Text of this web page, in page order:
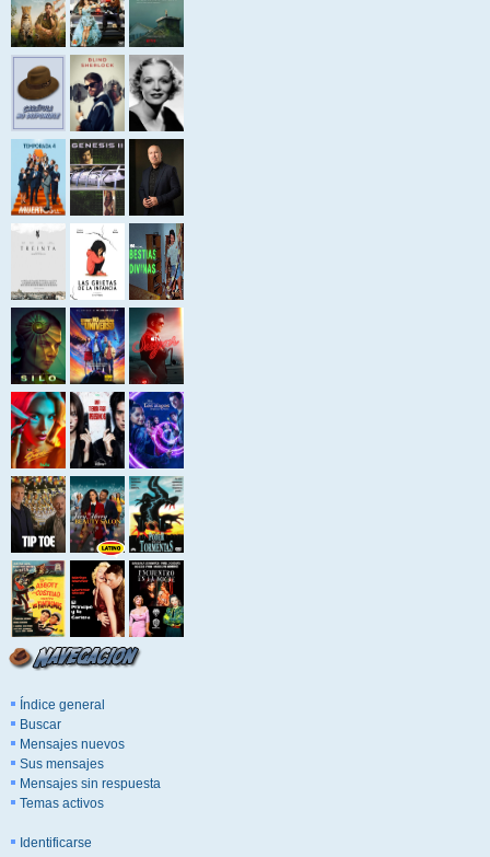
Índice general
Buscar
Mensajes nuevos
Sus mensajes
Mensajes sin respuesta
Temas activos
Identificarse